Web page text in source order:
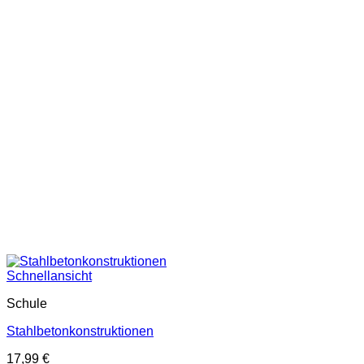
Schnellansicht
Schule
Stahlbetonkonstruktionen
17,99 €